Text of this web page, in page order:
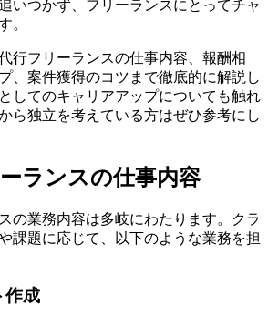
いつかず、フリーランスにとってチャ
。
行フリーランスの仕事内容、報酬相
、案件獲得のコツまで徹底的に解説し
してのキャリアアップについても触れ
ら独立を考えている方はぜひ参考にし
ランスの仕事内容
の業務内容は多岐にわたります。クラ
課題に応じて、以下のような業務を担
作成